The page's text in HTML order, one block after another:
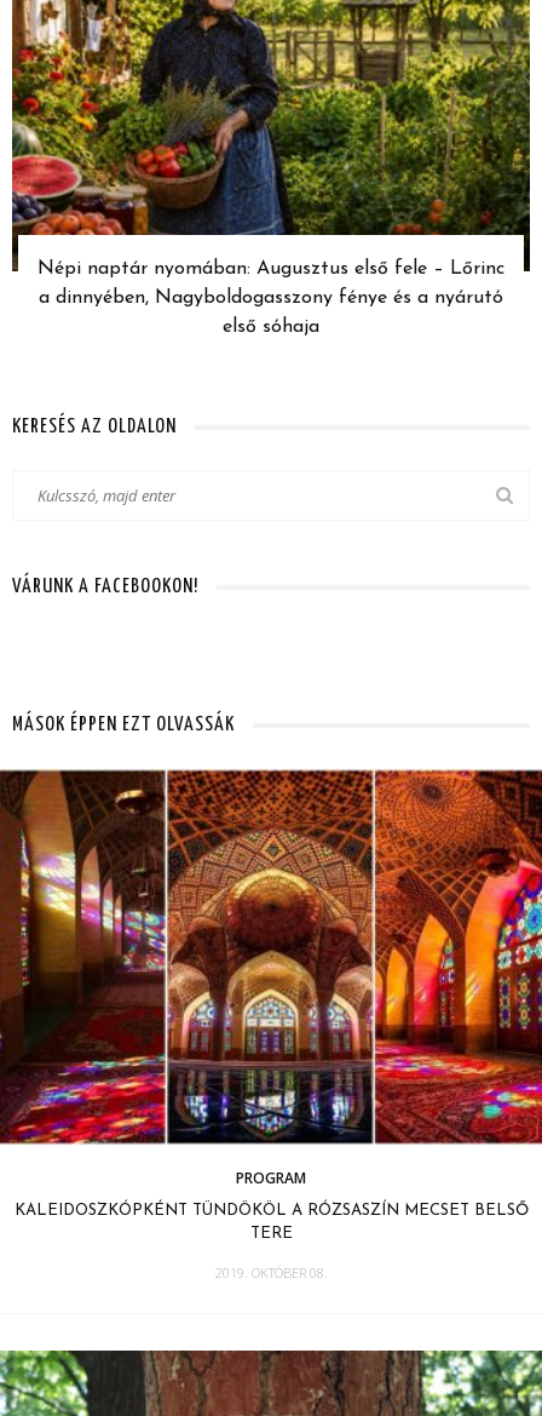
Népi naptár nyomában: Augusztus első fele – Lőrinc
a dinnyében, Nagyboldogasszony fénye és a nyárutó
első sóhaja
KERESÉS AZ OLDALON
VÁRUNK A FACEBOOKON!
MÁSOK ÉPPEN EZT OLVASSÁK
PROGRAM
KALEIDOSZKÓPKÉNT TÜNDÖKÖL A RÓZSASZÍN MECSET BELSŐ
TERE
2019. OKTÓBER 08.